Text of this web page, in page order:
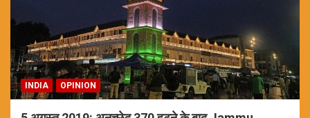
INDIA OPINION